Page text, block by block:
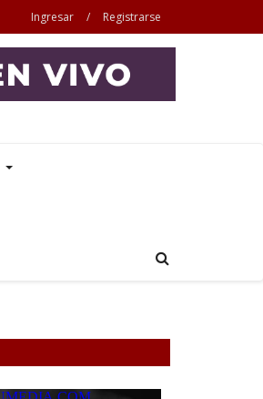
Ingresar / Registrarse